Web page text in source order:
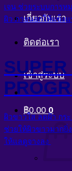
เกี่ยวกับเรา
ติดต่อเรา
เข้าสู่ระบบ
฿0.00 0
เจน ช่วยระบบการห
ผิว ภายนอกให้แข็ง
SUPER
ผิวขาวใส ลดฝ้า กร
ช่วยให้ผิวขาวมากยิ่
ให้แลดูจางลง